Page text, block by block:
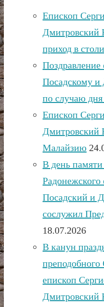
Епископ
Дмитровский
приход в
Поздравление
Посадскому
по случаю
Епископ
Дмитровский
Малайзию
В день
Радонежского
Посадский и
сослужил
18.07.2026
В канун
преподобного
епископ
Дмитровский